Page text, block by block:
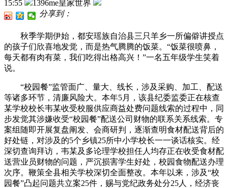
15:55
1396me皇家世界
分享到：
秋季学期伊始，都安瑶族自治县三只羊乡一所偏僻讲授点
的孩子们欣喜地发觉，而是热气腾腾的饭菜。“饭菜很喷鼻，
每天都有肉有菜，我们吃得出格高兴！”一名五年级学生笑着
说。
“校园餐”监管面广、量大、线长，涉及采购、加工、配送
等诸多环节，清廉风险大。本年5月，该县纪委监委正在核查
某学校校长韦某收受校服供应商益处费问题线索的过程中，同
步发觉其涉嫌收受“校园餐”配送公司财物的联系关系线索。专
案组随即开展复盘阐发、会商研判，逐渐查明食材配送背后的
好处链，对涉及的5个乡镇25所中小学校长一一谈话核实。经
深切查询拜访，韦某及多论理学校担任人均存正在收受食材配
送营业员财物的问题，严沉损害学生好处，校园食物配送办理
次序。鞭策全县相关学校深切全面整改。本年以来，涉及“校
园餐”凸起问题共立案25件，赐与党纪政务处分25人，经济丧